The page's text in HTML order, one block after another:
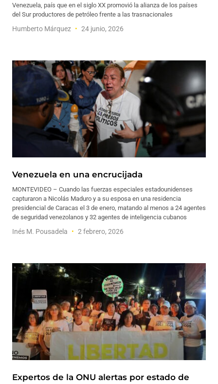
Venezuela, país que en el siglo XX promovió la alianza de los países
del Sur productores de petróleo frente a las trasnacionales
Humberto Márquez 24 junio, 2026
Venezuela en una encrucijada
MONTEVIDEO – Cuando las fuerzas especiales estadounidenses
capturaron a Nicolás Maduro y a su esposa en una residencia
presidencial de Caracas el 3 de enero, matando al menos a 24 agentes
de seguridad venezolanos y 32 agentes de inteligencia cubanos
Inés M. Pousadela 2 febrero, 2026
Expertos de la ONU alertas por estado de